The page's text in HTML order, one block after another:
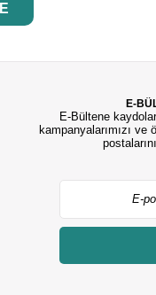
E-
E-Bültene
kampanyalarımızı ve